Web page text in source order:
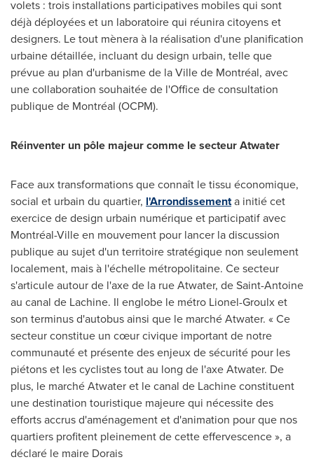
volets : trois installations participatives mobiles qui sont
déjà déployées et un laboratoire qui réunira citoyens et
designers. Le tout mènera à la réalisation d'une planification
urbaine détaillée, incluant du design urbain, telle que
prévue au plan d'urbanisme de la Ville de Montréal, avec
une collaboration souhaitée de l'Office de consultation
publique de Montréal (OCPM).
Réinventer un pôle majeur comme le secteurAtwater
Face aux transformations que connaît le tissu économique,
social et urbain du quartier, l'Arrondissementa initié cet
exercice de design urbain numérique et participatif avec
Montréal-Ville en mouvement pour lancer la discussion
publique au sujet d'un territoire stratégique non seulement
localement, mais à l'échelle métropolitaine. Ce secteur
s'articule autour de l'axe de la rueAtwater, deSaint-Antoine
au canal de Lachine. Il englobe le métro Lionel-Groulx et
son terminus d'autobus ainsi que le marchéAtwater. « Ce
secteur constitue un cœur civique important de notre
communauté et présente des enjeux de sécurité pour les
piétons et les cyclistes tout au long de l'axeAtwater. De
plus, le marchéAtwateret le canal de Lachineconstituent
une destination touristique majeure qui nécessite des
efforts accrus d'aménagement et d'animation pour que nos
quartiers profitent pleinement de cette effervescence », a
déclaré le maire Dorais